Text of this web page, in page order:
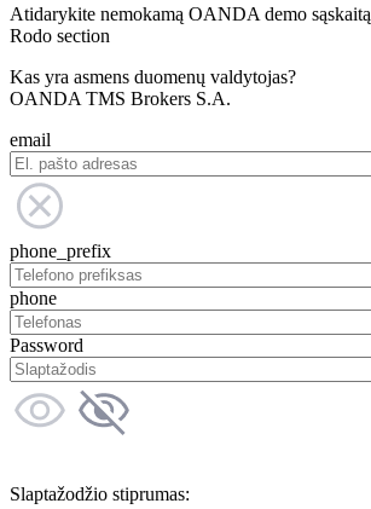
Atidarykite nemokamą OANDA demo sąskaitą
Rodo section
Kas yra asmens duomenų valdytojas?
OANDA TMS Brokers S.A.
email
phone_prefix
phone
Password
Slaptažodžio stiprumas: